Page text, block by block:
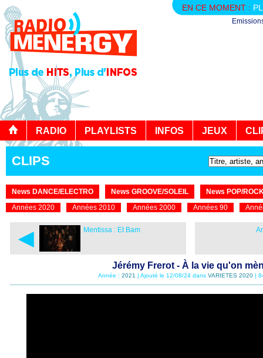
EN CE MOMENT :
RADIO PLAYLISTS INFOS JEUX
CLIPS
News DANCE/ELECTRO News GROOVE/SOLEIL
News POP/
Années 2020
Années 2010 Années 2000 Années 90
◄ Mentissa : Et Bam
Jérémy Frerot - À la vie qu'on
Année : 2021 | Ajouté le 12/08/24 dans VARIETES 2020|